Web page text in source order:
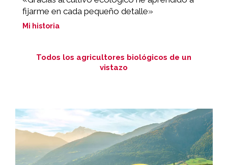
fijarme en cada pequeño detalle»
Mi historia
Todos los agricultores biológicos de un
vistazo